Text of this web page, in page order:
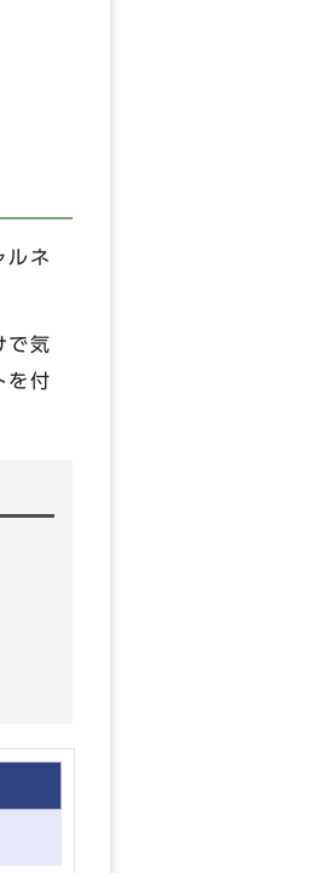
ルネ
で気
を付